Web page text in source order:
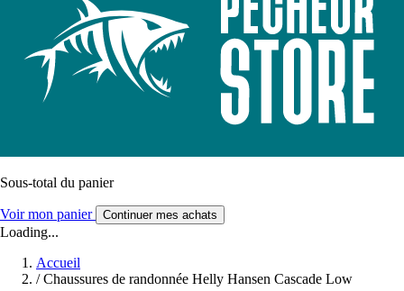
Sous-total du panier
Voir mon panier Continuer mes achats
Loading...
Accueil
/ Chaussures de randonnée Helly Hansen Cascade Low